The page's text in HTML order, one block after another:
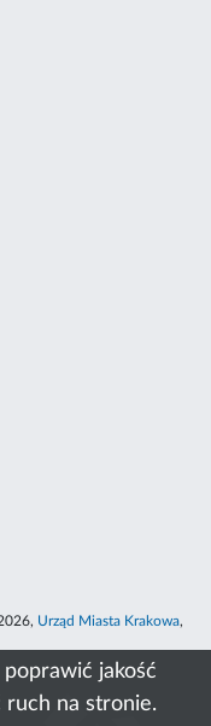
jakość
ruch na stronie.
Urząd Miasta Krakowa,